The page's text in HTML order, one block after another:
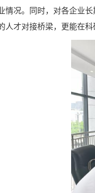
情况。同时，对各企业
人才对接桥梁，更能在